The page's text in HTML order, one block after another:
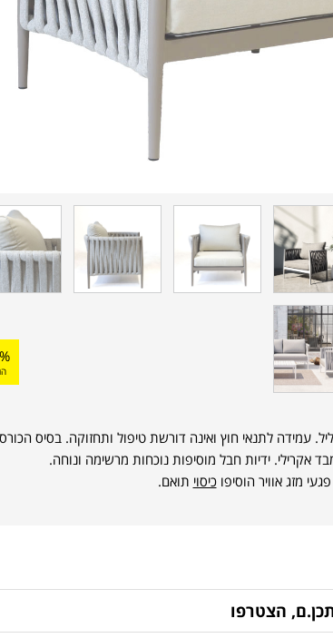
עמידה לתנאי חוץ ואינה דורשת טיפול ותחזוקה. בסיס
אקרילי. ידיות חבל מוסיפות נוכחות מרשימה ונוחה.
מזג אוויר הוסיפוכיסוי תואם.
הצטרפו